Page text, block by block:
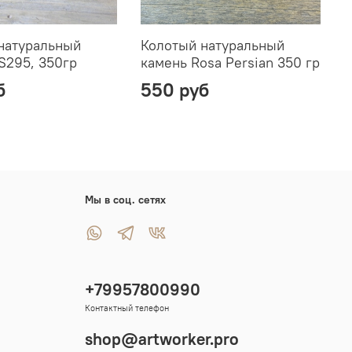
350гр
Колотый натуральный
камень Rosa Persian 350 гр
550 руб
Мы в соц. сетях
+79957800990
Контактный телефон
shop@artworker.pro